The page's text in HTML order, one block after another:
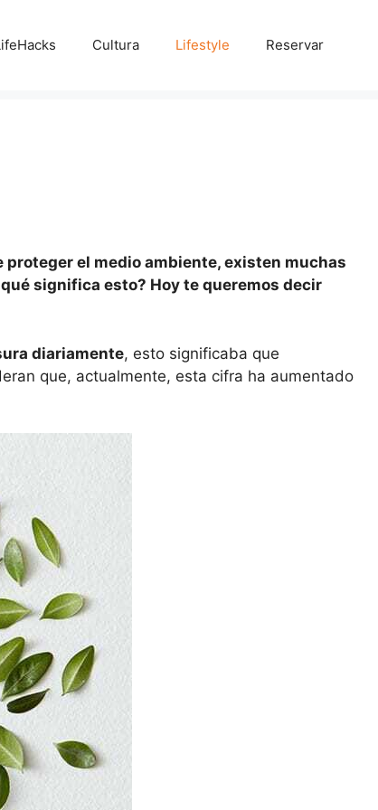
Cultura Lifestyle Reservar
el medio ambiente, existen muchas
significa esto? Hoy te queremos decir
diariamente, esto significaba que
que, actualmente, esta cifra ha aumentado